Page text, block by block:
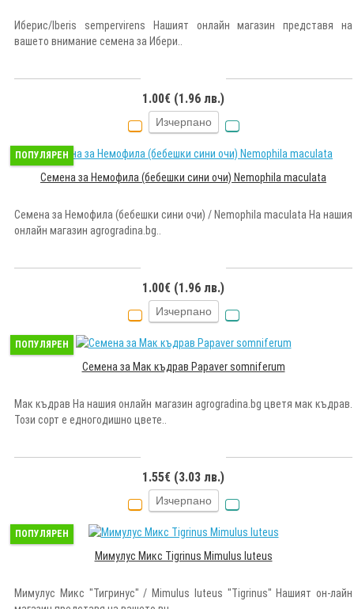
Иберис/Iberis sempervirens Нашият онлайн магазин представя на
вашето внимание семена за Ибери..
1.00€ (1.96 лв.)
Изчерпано
ПОПУЛЯРЕН
Семена за Немофила (бебешки сини очи) Nemophila maculata
Семена за Немофила (бебешки сини очи) / Nemophila maculata На нашия
онлайн магазин agrogradina.bg..
1.00€ (1.96 лв.)
Изчерпано
ПОПУЛЯРЕН
Семена за Мак къдрав Papaver somniferum
Мак къдрав На нашия онлайн магазин agrogradina.bg цветя мак къдрав.
Този сорт е едногодишно цвете..
1.55€ (3.03 лв.)
Изчерпано
ПОПУЛЯРЕН
Мимулус Микс Tigrinus Mimulus luteus
Мимулус Микс "Тигринус" / Mimulus luteus "Tigrinus" Нашият он-лайн